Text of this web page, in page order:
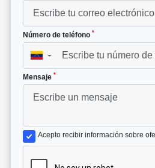
Número de teléfono *
▼
Mensaje *
Acepto recibir información sobre